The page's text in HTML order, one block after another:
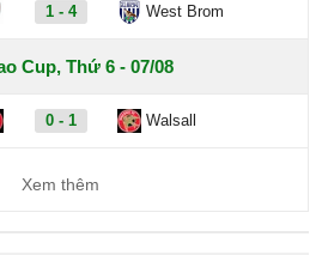
1 - 4 West Brom
Cup, Thứ 6 - 07/08
0 - 1 Walsall
Xem thêm